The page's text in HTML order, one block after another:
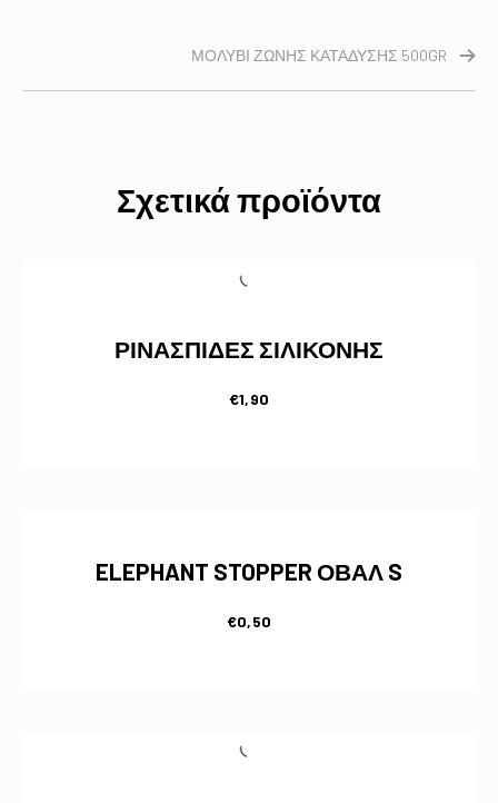
ΜΟΛΥΒΙ ΖΩΝΗΣ ΚΑΤΑΔΥΣΗΣ 500GR
Σχετικά προϊόντα
ΡΙΝΑΣΠΙΔΕΣ ΣΙΛΙΚΟΝΗΣ
€1,90
ELEPHANT STOPPER ΟΒΑΛ S
€0,50